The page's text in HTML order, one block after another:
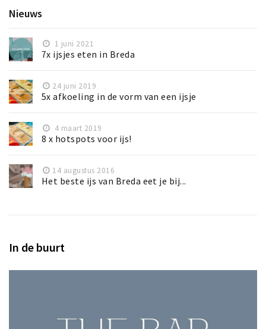
Nieuws
1 juni 2021
7x ijsjes eten in Breda
24 juni 2019
5x afkoeling in de vorm van een ijsje
4 maart 2019
8 x hotspots voor ijs!
14 augustus 2016
Het beste ijs van Breda eet je bij...
In de buurt